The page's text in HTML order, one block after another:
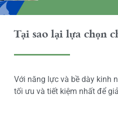
Tại sao lại lựa chọn
Với năng lực và bề dày kinh
tối ưu và tiết kiệm nhất để